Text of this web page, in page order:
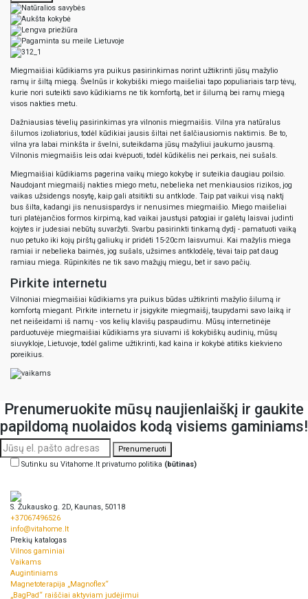
Miegmaišiai kūdikiams yra puikus pasirinkimas norint užtikrinti jūsų mažylio
ramų ir šiltą miegą. Švelnūs ir kokybiški miego maišeliai tapo populiariais tarp tėvų,
kurie nori suteikti savo kūdikiams ne tik komfortą, bet ir šilumą bei ramų miegą
visos nakties metu.
Dažniausias tėvelių pasirinkimas yra vilnonis miegmaišis. Vilna yra natūralus
šilumos izoliatorius, todėl kūdikiai jausis šiltai net šalčiausiomis naktimis. Be to,
vilna yra labai minkšta ir švelni, suteikdama jūsų mažyliui jaukumo jausmą.
Vilnonis miegmaišis leis odai kvėpuoti, todėl kūdikėlis nei perkais, nei sušals.
Miegmaišiai kūdikiams pagerina vaikų miego kokybę ir suteikia daugiau poilsio.
Naudojant miegmaišį nakties miego metu, nebelieka net menkiausios rizikos, jog
vaikas užsidengs nosytę, kaip gali atsitikti su antklode. Taip pat vaikui visą naktį
bus šilta, kadangi jis nenusispardys ir nenusimes miegmaišio. Miego maišeliai
turi platėjančios formos kirpimą, kad vaikai jaustųsi patogiai ir galėtų laisvai judinti
kojytes ir judesiai nebūtų suvaržyti. Svarbu pasirinkti tinkamą dydį - pamatuoti vaiką
nuo petuko iki kojų pirštų galiukų ir pridėti 15-20cm laisvumui. Kai mažylis miega
ramiai ir nebelieka baimės, jog sušals, užsimes antklodėlę, tėvai taip pat daug
ramiau miega. Rūpinkitės ne tik savo mažųjų miegu, bet ir savo pačių.
Pirkite internetu
Vilnoniai miegmaišiai kūdikiams yra puikus būdas užtikrinti mažylio šilumą ir
komfortą miegant. Pirkite internetu ir įsigykite miegmaišį, taupydami savo laiką ir
net neišeidami iš namų - vos kelių klavišų paspaudimu. Mūsų internetinėje
parduotuvėje miegmaišiai kūdikiams yra siuvami iš kokybiškų audinių, mūsų
siuvykloje, Lietuvoje, todėl galime užtikrinti, kad kaina ir kokybė atitiks kiekvieno
poreikius.
Prenumeruokite mūsų naujienlaiškį ir gaukite
papildomą nuolaidos kodą visiems gaminiams!
Prenumeruoti
Sutinku su Vitahome.lt privatumo politika (būtinas)
S. Žukausko g. 2D, Kaunas, 50118
+37067496526
info@vitahome.lt
Prekių katalogas
Vilnos gaminiai
Vaikams
Augintiniams
Magnetoterapija „Magnoflex“
„BagPad“ raiščiai aktyviam judėjimui